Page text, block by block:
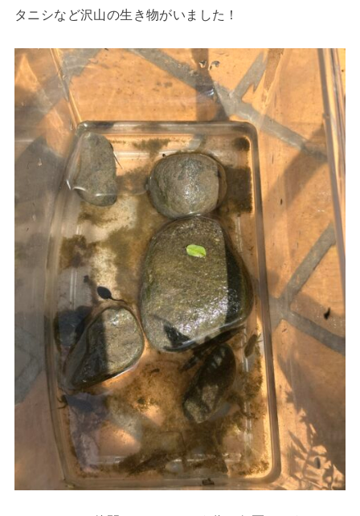
タニシなど沢山の生き物がいました！